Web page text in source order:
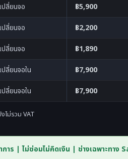
เปลี่ยนจอ ฿5,900
เปลี่ยนจอ ฿2,200
เปลี่ยนจอ ฿1,890
เปลี่ยนจอใน ฿7,900
เปลี่ยนจอใน ฿7,900
ไม่รวม VAT
ร | ไม่ซ่อมไม่คิดเงิน | ช่างเฉพาะทาง